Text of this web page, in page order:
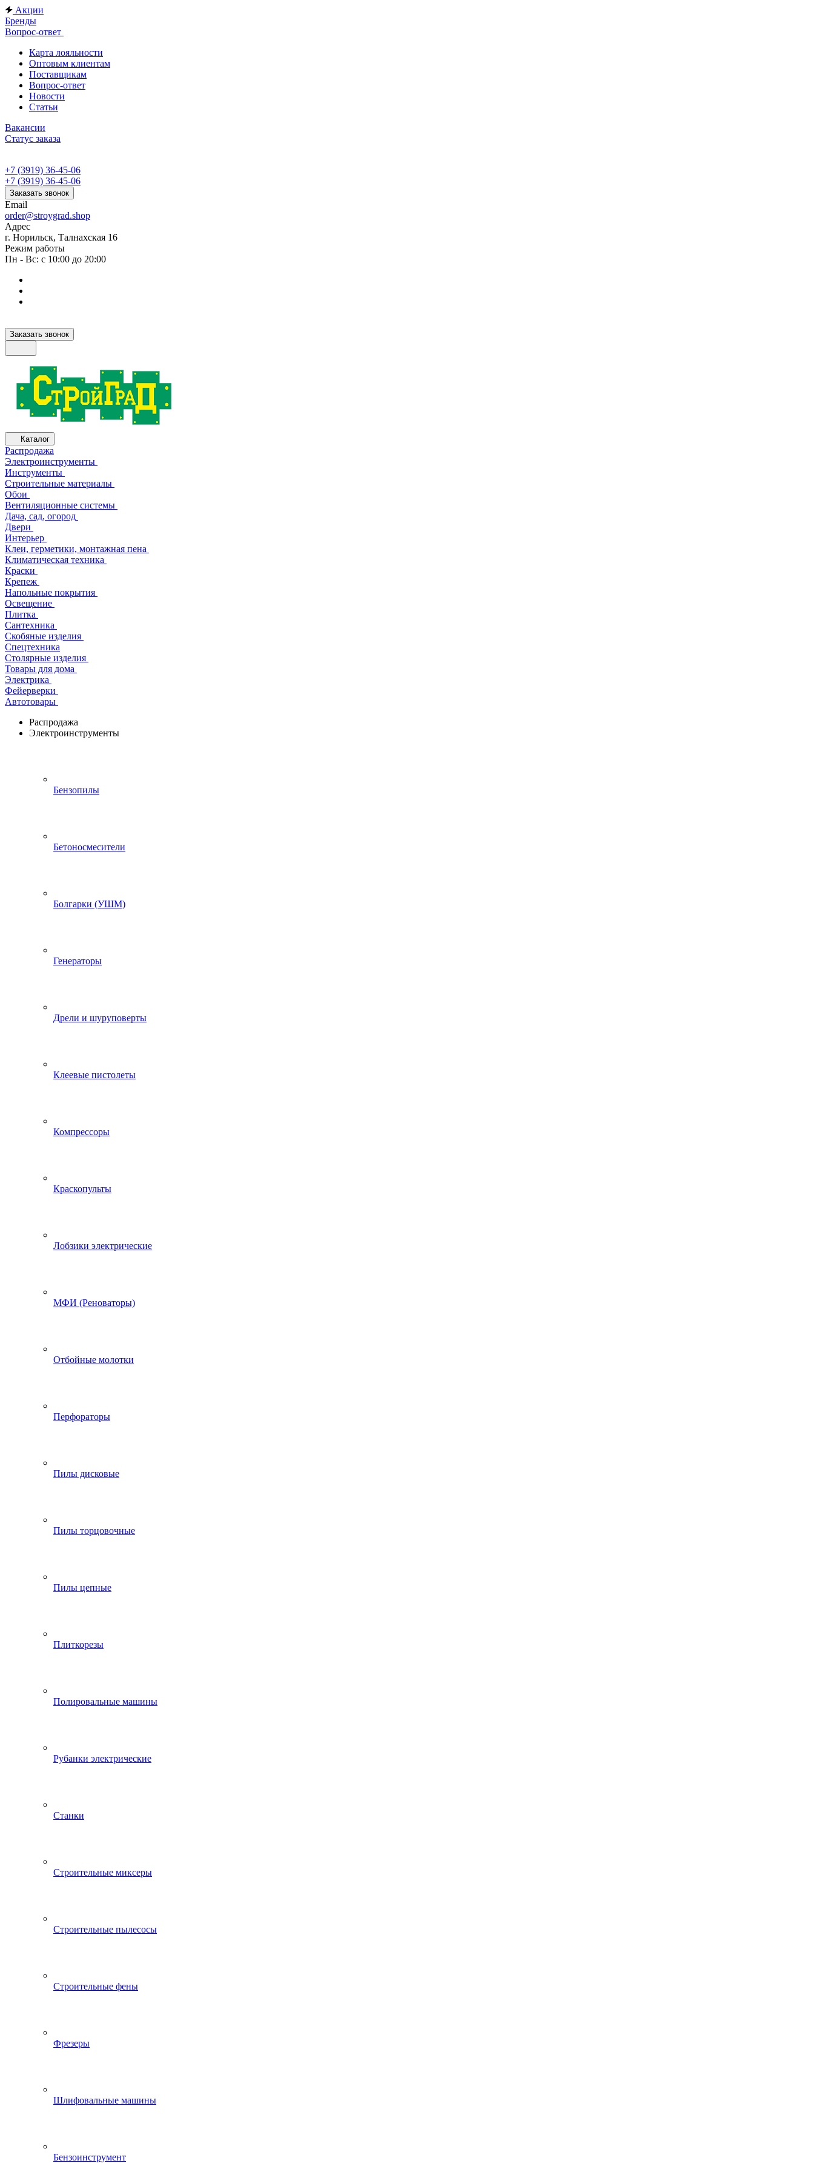
Акции
Бренды
Вопрос-ответ
Карта лояльности
Оптовым клиентам
Поставщикам
Вопрос-ответ
Новости
Статьи
Вакансии
Статус заказа
+7 (3919) 36-45-06
+7 (3919) 36-45-06
Заказать звонок
Email
order@stroygrad.shop
Адрес
г. Норильск, Талнахская 16
Режим работы
Пн - Вс: с 10:00 до 20:00
Заказать звонок
Каталог
Распродажа
Электроинструменты
Инструменты
Строительные материалы
Обои
Вентиляционные системы
Дача, сад, огород
Двери
Интерьер
Клеи, герметики, монтажная пена
Климатическая техника
Краски
Крепеж
Напольные покрытия
Освещение
Плитка
Сантехника
Скобяные изделия
Спецтехника
Столярные изделия
Товары для дома
Электрика
Фейерверки
Автотовары
Распродажа
Электроинструменты
Бензопилы
Бетоносмесители
Болгарки (УШМ)
Генераторы
Дрели и шуруповерты
Клеевые пистолеты
Компрессоры
Краскопульты
Лобзики электрические
МФИ (Реноваторы)
Отбойные молотки
Перфораторы
Пилы дисковые
Пилы торцовочные
Пилы цепные
Плиткорезы
Полировальные машины
Рубанки электрические
Станки
Строительные миксеры
Строительные пылесосы
Строительные фены
Фрезеры
Шлифовальные машины
Бензоинструмент